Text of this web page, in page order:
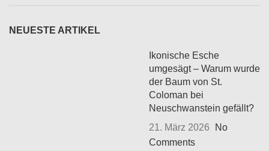
NEUESTE ARTIKEL
Ikonische Esche
umgesägt – Warum wurde
der Baum von St.
Coloman bei
Neuschwanstein gefällt?
21. März 2026
No
Comments